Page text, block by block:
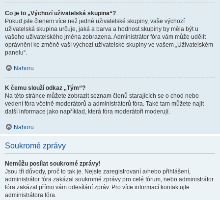
Co je to „Výchozí uživatelská skupina“?
Pokud jste členem více než jedné uživatelské skupiny, vaše výchozí
uživatelská skupina určuje, jaká a barva a hodnost skupiny by měla být u
vašeho uživatelského jména zobrazena. Administrátor fóra vám může udělit
oprávnění ke změně vaší výchozí uživatelské skupiny ve vašem „Uživatelském
panelu“.
Nahoru
K čemu slouží odkaz „Tým“?
Na této stránce můžete zobrazit seznam členů starajících se o chod nebo
vedení fóra včetně moderátorů a administrátorů fóra. Také tam můžete najít
další informace jako například, která fóra moderátoři moderují.
Nahoru
Soukromé zprávy
Nemůžu posílat soukromé zprávy!
Jsou tři důvody, proč to tak je. Nejste zaregistrovaní a/nebo přihlášení,
administrátor fóra zakázal soukromé zprávy pro celé fórum, nebo administrátor
fóra zakázal přímo vám odesílání zpráv. Pro více informací kontaktujte
administrátora fóra.